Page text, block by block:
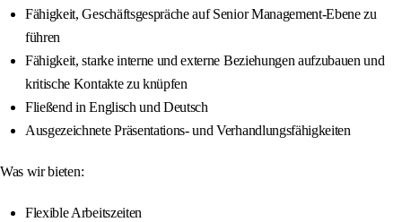
Fähigkeit, Geschäftsgespräche auf Senior Management-Ebene zu
führen
Fähigkeit, starke interne und externe Beziehungen aufzubauen und
kritische Kontakte zu knüpfen
Fließend in Englisch und Deutsch
Ausgezeichnete Präsentations- und Verhandlungsfähigkeiten
Was wir bieten:
Flexible Arbeitszeiten